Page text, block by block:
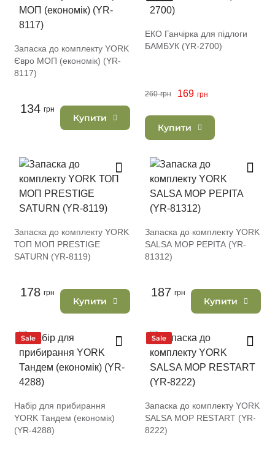
Запаска до комплекту YORK
Євро МОП (економік) (YR-
8117)
134 грн
Купити
ЕКО Ганчірка для підлоги
БАМБУК (YR-2700)
260 грн 169 грн
Купити
Запаска до комплекту YORK
ТОП МОП PRESTIGE
SATURN (YR-8119)
178 грн
Купити
Запаска до комплекту YORK
SALSA МОР PEPITA (YR-
81312)
187 грн
Купити
Sale
Набір для прибирання
YORK Тандем (економік)
(YR-4288)
Sale
Запаска до комплекту YORK
SALSA МОР RESTART (YR-
8222)